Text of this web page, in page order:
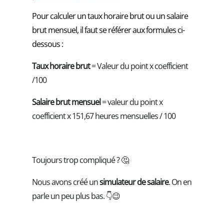
Pour calculer un taux horaire brut ou un salaire
brut mensuel, il faut se référer aux formules ci-
dessous :
Taux horaire brut= Valeur du point x coefficient
/100
Salaire brut mensuel= valeur du point x
coefficient x 151,67 heures mensuelles / 100
Toujours trop compliqué ? 🤔
Nous avons créé unsimulateur de salaire. On en
parle un peu plus bas. 👇😉